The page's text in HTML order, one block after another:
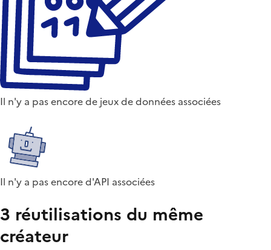
Il n'y a pas encore de jeux de données associées
Il n'y a pas encore d'API associées
3 réutilisations du même
créateur